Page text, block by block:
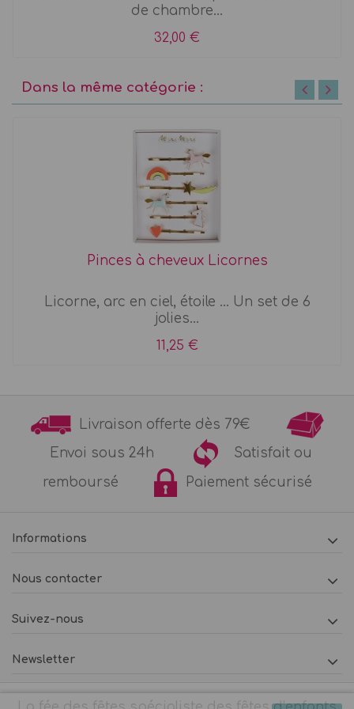
de chambre...
32,00 €
Dans la même catégorie :
Pinces à cheveux Licornes
Licorne, arc en ciel, étoile ... Un set de 6
jolies...
11,25 €
Livraison offerte dès 79€
Envoi sous 24h
Satisfait ou
remboursé
Paiement sécurisé
Informations
Nous contacter
Suivez-nous
Newsletter